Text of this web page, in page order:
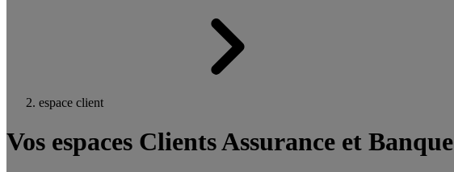
espace client
Vos espaces Clients Assurance et Banque